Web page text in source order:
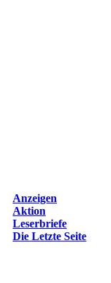
Anzeigen
Aktion
Leserbriefe
Die Letzte Seite